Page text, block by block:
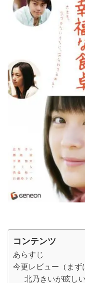
コンテンツ
あらすじ
今更レビュー（まず
北乃きいが眩しい